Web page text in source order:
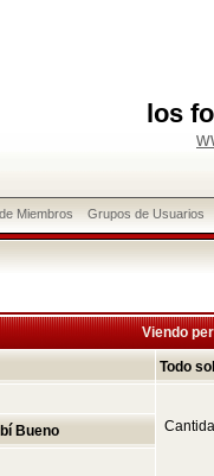
los
Miembros Grupos de Usuarios
Viendo
Todo
Bueno